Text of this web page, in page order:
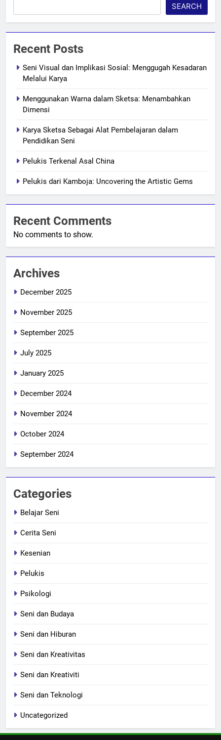
SEARCH
Recent Posts
Seni Visual dan Implikasi Sosial: Menggugah Kesadaran
Melalui Karya
Menggunakan Warna dalam Sketsa: Menambahkan
Dimensi
Karya Sketsa Sebagai Alat Pembelajaran dalam
Pendidikan Seni
Pelukis Terkenal Asal China
Pelukis dari Kamboja: Uncovering the Artistic Gems
Recent Comments
No comments to show.
Archives
December 2025
November 2025
September 2025
July 2025
January 2025
December 2024
November 2024
October 2024
September 2024
Categories
Belajar Seni
Cerita Seni
Kesenian
Pelukis
Psikologi
Seni dan Budaya
Seni dan Hiburan
Seni dan Kreativitas
Seni dan Kreativiti
Seni dan Teknologi
Uncategorized